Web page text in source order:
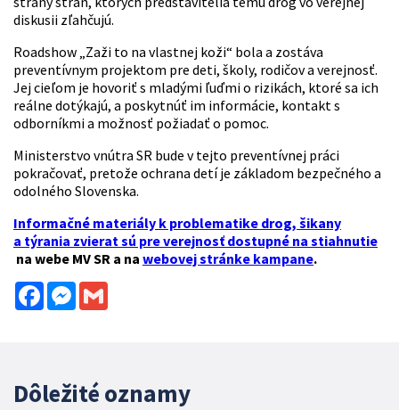
diskusii zľahčujú.
Roadshow „Zaži to na vlastnej koži“ bola a zostáva
preventívnym projektom pre deti, školy, rodičov a verejnosť.
Jej cieľom je hovoriť s mladými ľuďmi o rizikách, ktoré sa ich
reálne dotýkajú, a poskytnúť im informácie, kontakt s
odborníkmi a možnosť požiadať o pomoc.
Ministerstvo vnútra SR bude v tejto preventívnej práci
pokračovať, pretože ochrana detí je základom bezpečného a
odolného Slovenska.
Informačné materiály k problematike drog, šikany
a týrania zvierat sú pre verejnosť dostupné na stiahnutie
na webe MV SR a na webovej stránke kampane.
FacebookMessenger
Dôležité oznamy